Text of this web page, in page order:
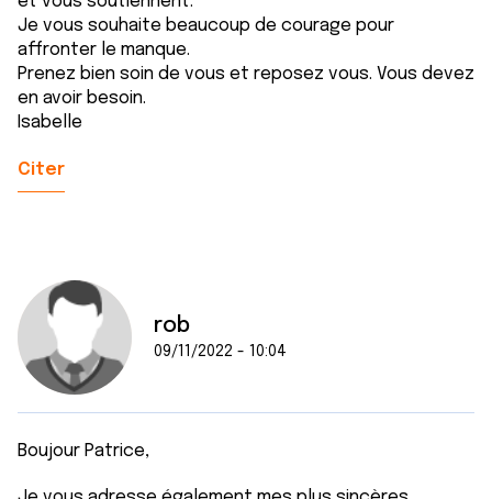
Je vous souhaite beaucoup de courage pour
affronter le manque.
Prenez bien soin de vous et reposez vous. Vous devez
en avoir besoin.
Isabelle
Citer
rob
09/11/2022 - 10:04
Boujour Patrice,